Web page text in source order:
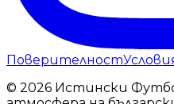
Поверителност
© 2026 Истински